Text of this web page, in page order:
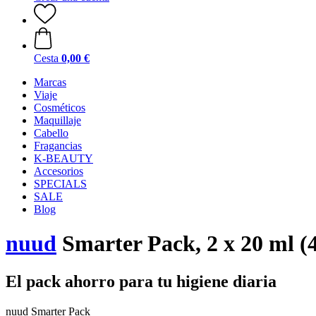
Cesta 0,00 €
Marcas
Viaje
Cosméticos
Maquillaje
Cabello
Fragancias
K-BEAUTY
Accesorios
SPECIALS
SALE
Blog
nuud Smarter Pack, 2 x 20 ml
El pack ahorro para tu higiene diaria
nuud Smarter Pack